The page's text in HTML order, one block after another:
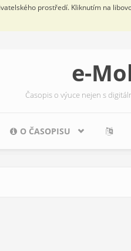
prostředí. Kliknutím na
e-
Časopis o výuce nejen s
O ČASOPISU